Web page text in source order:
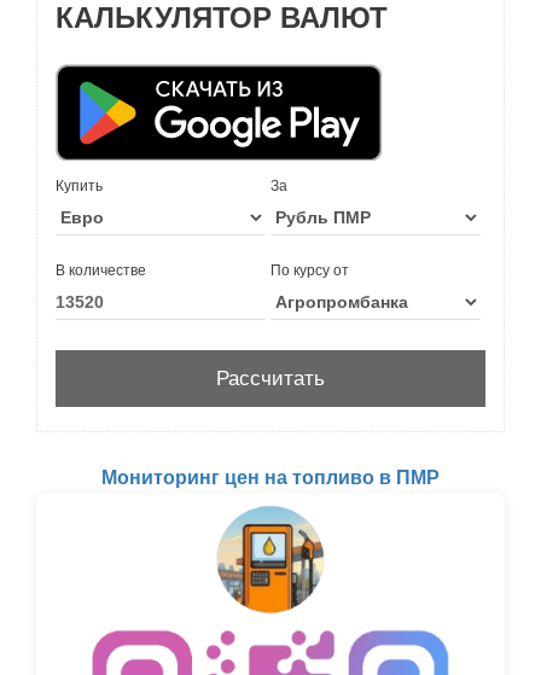
КАЛЬКУЛЯТОР ВАЛЮТ
Купить За
В количестве По курсу от
Мониторинг цен на топливо в ПМР